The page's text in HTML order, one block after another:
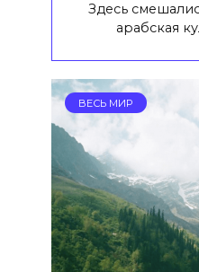
Здесь
арабская
ВЕСЬ МИР